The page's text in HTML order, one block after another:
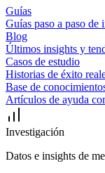
Guías
Guías paso a paso de
Blog
Últimos insights y
Casos de estudio
Historias de éxito
Base de
Artículos de ayuda
Investigación
Datos e insights de